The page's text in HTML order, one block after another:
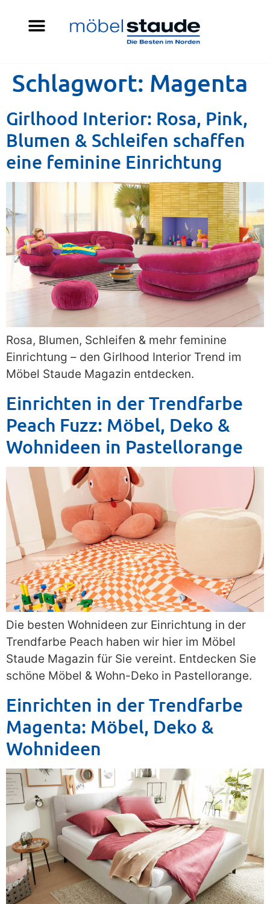
Schlagwort: Magenta
Girlhood Interior: Rosa, Pink,
Blumen & Schleifen schaffen
eine feminine Einrichtung
Rosa, Blumen, Schleifen & mehr feminine
Einrichtung – den Girlhood Interior Trend im
Möbel Staude Magazin entdecken.
Einrichten in der Trendfarbe
Peach Fuzz: Möbel, Deko &
Wohnideen in Pastellorange
Die besten Wohnideen zur Einrichtung in der
Trendfarbe Peach haben wir hier im Möbel
Staude Magazin für Sie vereint. Entdecken Sie
schöne Möbel & Wohn-Deko in Pastellorange.
Einrichten in der Trendfarbe
Magenta: Möbel, Deko &
Wohnideen